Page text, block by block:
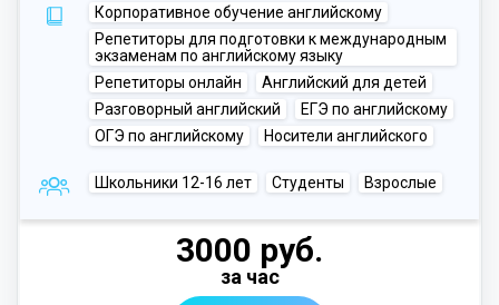
Корпоративное обучение английскому
Репетиторы для подготовки к международным
экзаменам по английскому языку
Репетиторы онлайн
Английский для детей
Разговорный английский
ЕГЭ по английскому
ОГЭ по английскому
Носители английского
Школьники 12-16 лет Студенты Взрослые
3000 руб.
за час